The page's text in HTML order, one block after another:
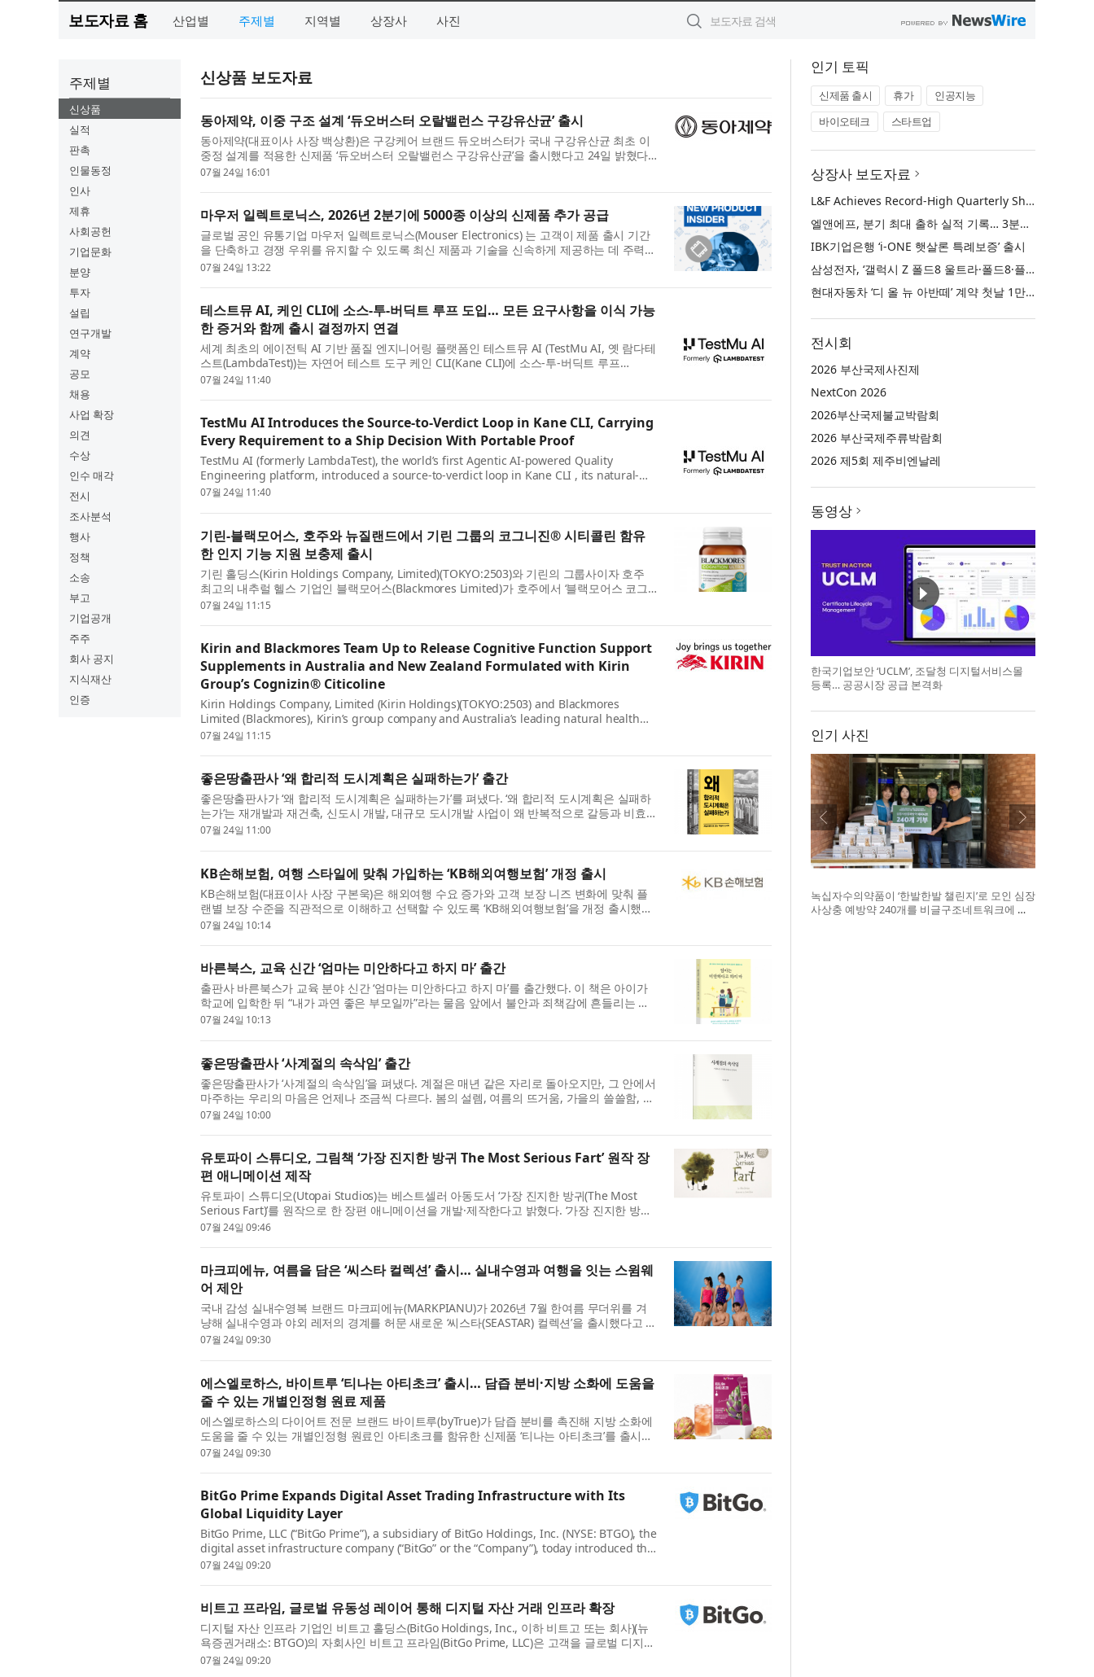
보도자료 홈 산업별 주제별 지역별 상장사 사진
주제별
신상품
실적
판촉
인물동정
인사
제휴
사회공헌
기업문화
분양
투자
설립
연구개발
계약
공모
채용
사업 확장
의견
수상
인수 매각
전시
조사분석
행사
정책
소송
부고
기업공개
주주
회사 공지
지식재산
인증
신상품 보도자료
동아제약, 이중 구조 설계 ‘듀오버스터 오랄밸런스 구강유산균’ 출시
동아제약(대표이사 사장 백상환)은 구강케어 브랜드 듀오버스터가 국내 구강유산균 최초 이
중정 설계를 적용한 신제품 ‘듀오버스터 오랄밸런스 구강유산균’을 출시했다고 24일 밝혔다.
최근 구강 건강에 대한 관심이 높아지...
07월 24일 16:01
마우저 일렉트로닉스, 2026년 2분기에 5000종 이상의 신제품 추가 공급
글로벌 공인 유통기업 마우저 일렉트로닉스(Mouser Electronics) 는 고객이 제품 출시 기간
을 단축하고 경쟁 우위를 유지할 수 있도록 최신 제품과 기술을 신속하게 제공하는 데 주력하
고 있다. 마우저는 1200개가 넘는 반...
07월 24일 13:22
테스트뮤 AI, 케인 CLI에 소스-투-버딕트 루프 도입… 모든 요구사항을 이식 가능
한 증거와 함께 출시 결정까지 연결
세계 최초의 에이전틱 AI 기반 품질 엔지니어링 플랫폼인 테스트뮤 AI (TestMu AI, 옛 람다테
스트(LambdaTest))는 자연어 테스트 도구 케인 CLI(Kane CLI)에 소스-투-버딕트 루프
(source-to-verdict loop) 를 도입했다. 브...
07월 24일 11:40
TestMu AI Introduces the Source-to-Verdict Loop in Kane CLI, Carrying
Every Requirement to a Ship Decision With Portable Proof
TestMu AI (formerly LambdaTest), the world’s first Agentic AI-powered Quality
Engineering platform, introduced a source-to-verdict loop in Kane CLI , its natural-
language testing tool. Building on Kane CLI’s...
07월 24일 11:40
기린-블랙모어스, 호주와 뉴질랜드에서 기린 그룹의 코그니진® 시티콜린 함유
한 인지 기능 지원 보충제 출시
기린 홀딩스(Kirin Holdings Company, Limited)(TOKYO:2503)와 기린의 그룹사이자 호주
최고의 내추럴 헬스 기업인 블랙모어스(Blackmores Limited)가 호주에서 ‘블랙모어스 코그
니션 울트라(Blackmores Cognition Ultra)’...
07월 24일 11:15
Kirin and Blackmores Team Up to Release Cognitive Function Support
Supplements in Australia and New Zealand Formulated with Kirin
Group’s Cognizin® Citicoline
Kirin Holdings Company, Limited (Kirin Holdings)(TOKYO:2503) and Blackmores
Limited (Blackmores), Kirin’s group company and Australia’s leading natural health
company, are proud to announce the launch of Bla...
07월 24일 11:15
좋은땅출판사 ‘왜 합리적 도시계획은 실패하는가’ 출간
좋은땅출판사가 ‘왜 합리적 도시계획은 실패하는가’를 펴냈다. ‘왜 합리적 도시계획은 실패하
는가’는 재개발과 재건축, 신도시 개발, 대규모 도시개발 사업이 왜 반복적으로 갈등과 비효율
을 낳는지를 게임이론의 관점에서...
07월 24일 11:00
KB손해보험, 여행 스타일에 맞춰 가입하는 ‘KB해외여행보험’ 개정 출시
KB손해보험(대표이사 사장 구본욱)은 해외여행 수요 증가와 고객 보장 니즈 변화에 맞춰 플
랜별 보장 수준을 직관적으로 이해하고 선택할 수 있도록 ‘KB해외여행보험’을 개정 출시했다
고 24일 밝혔다. 이번 개정은 기존 플...
07월 24일 10:14
바른북스, 교육 신간 ‘엄마는 미안하다고 하지 마’ 출간
출판사 바른북스가 교육 분야 신간 ‘엄마는 미안하다고 하지 마’를 출간했다. 이 책은 아이가
학교에 입학한 뒤 “내가 과연 좋은 부모일까”라는 물음 앞에서 불안과 죄책감에 흔들리는 부
모들을 위한 학교 활용 가이드다. ...
07월 24일 10:13
좋은땅출판사 ‘사계절의 속삭임’ 출간
좋은땅출판사가 ‘사계절의 속삭임’을 펴냈다. 계절은 매년 같은 자리로 돌아오지만, 그 안에서
마주하는 우리의 마음은 언제나 조금씩 다르다. 봄의 설렘, 여름의 뜨거움, 가을의 쓸쓸함, 겨
울의 고요까지. 김승재 시인의 ...
07월 24일 10:00
유토파이 스튜디오, 그림책 ‘가장 진지한 방귀 The Most Serious Fart’ 원작 장
편 애니메이션 제작
유토파이 스튜디오(Utopai Studios)는 베스트셀러 아동도서 ‘가장 진지한 방귀(The Most
Serious Fart)’를 원작으로 한 장편 애니메이션을 개발·제작한다고 밝혔다. ‘가장 진지한 방
귀’는 언제나 웃음거리로만 여겨지는 ‘매...
07월 24일 09:46
마크피에뉴, 여름을 담은 ‘씨스타 컬렉션’ 출시… 실내수영과 여행을 잇는 스윔웨
어 제안
국내 감성 실내수영복 브랜드 마크피에뉴(MARKPIANU)가 2026년 7월 한여름 무더위를 겨
냥해 실내수영과 야외 레저의 경계를 허문 새로운 ‘씨스타(SEASTAR) 컬렉션’을 출시했다고 밝
혔다. 이번 씨스타 컬렉션은 ‘바다의 자유...
07월 24일 09:30
에스엘로하스, 바이트루 ‘티나는 아티초크’ 출시… 담즙 분비·지방 소화에 도움을
줄 수 있는 개별인정형 원료 제품
에스엘로하스의 다이어트 전문 브랜드 바이트루(byTrue)가 담즙 분비를 촉진해 지방 소화에
도움을 줄 수 있는 개별인정형 원료인 아티초크를 함유한 신제품 ‘티나는 아티초크’를 출시했
다고 밝혔다. 신제품은 상큼한 청사...
07월 24일 09:30
BitGo Prime Expands Digital Asset Trading Infrastructure with Its
Global Liquidity Layer
BitGo Prime, LLC (“BitGo Prime”), a subsidiary of BitGo Holdings, Inc. (NYSE: BTGO), the
digital asset infrastructure company (“BitGo” or the “Company”), today introduced the
Global Liquidity Layer, the inst...
07월 24일 09:20
비트고 프라임, 글로벌 유동성 레이어 통해 디지털 자산 거래 인프라 확장
디지털 자산 인프라 기업인 비트고 홀딩스(BitGo Holdings, Inc., 이하 비트고 또는 회사)(뉴
욕증권거래소: BTGO)의 자회사인 비트고 프라임(BitGo Prime, LLC)은 고객을 글로벌 디지털
자산 시장과 연결하는 비트고 프라임...
07월 24일 09:20
인기 토픽
신제품 출시 휴가
인공지능
바이오테크
스타트업
상장사 보도자료
L&F Achieves Record-High Quarterly Shipments, Begins LFP Supply for North American ESS in Q3 Advancing its Two-Track NCM and LFP Growth Strategy
엘앤에프, 분기 최대 출하 실적 기록… 3분기 북미 ESS향 LFP 공급 착수 NCM+LFP ‘2-Track’ 성장 전략 실현
IBK기업은행 ‘i-ONE 햇살론 특례보증’ 출시
삼성전자, ‘갤럭시 Z 폴드8 울트라·폴드8·플립8’과 ‘갤럭시 워치 울트라2·워치9’ 국내 공식 출시
현대자동차 ‘디 올 뉴 아반떼’ 계약 첫날 1만 대 돌파
전시회
2026 부산국제사진제
NextCon 2026
2026부산국제불교박람회
2026 부산국제주류박람회
2026 제5회 제주비엔날레
동영상
한국기업보안 ‘UCLM’, 조달청 디지털서비스몰
등록… 공공시장 공급 본격화
인기 사진
녹십자수의약품이 ‘한발한발 챌린지’로 모인 심장
사상충 예방약 240개를 비글구조네트워크에 전